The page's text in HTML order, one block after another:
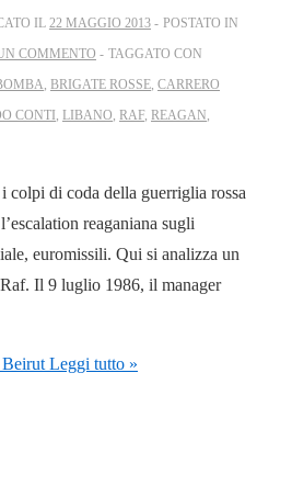
IL 22 MAGGIO 2013
POSTATO IN
COMMENTO
TAGGATO CON
BRIGATE ROSSE CARRERO
CONTI LIBANO RAF, REAGAN
colpi di coda della guerriglia rossa
reaganiana sugli
euromissili. Qui si analizza un
Il 9 luglio 1986, il manager
Beirut Leggi tutto »